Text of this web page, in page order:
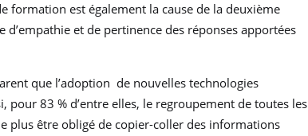
formation est également la cause de la deuxième
et de pertinence des réponses apportées
que l’adoption de nouvelles technologies
83 % d’entre elles, le regroupement de toutes les
plus être obligé de copier-coller des informations